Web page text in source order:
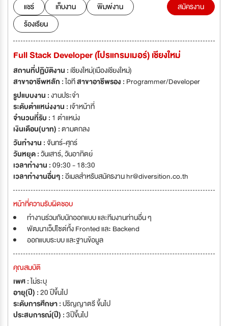
แชร์ เก็บงาน
พิมพ์งาน
ร้องเรียน
สมัครงาน
Full Stack Developer (โปรแกรมเมอร์) เชียงใหม่
สถานที่ปฏิบัติงาน : เชียงใหม่(เมืองเชียงใหม่)
สาขาอาชีพหลัก :ไอทีสาขาอาชีพรอง : Programmer/Developer
รูปแบบงาน :งานประจำ
ระดับตำแหน่งงาน : เจ้าหน้าที่
จำนวนที่รับ : 1 ตำแหน่ง
เงินเดือน(บาท) :ตามตกลง
วันทำงาน :จันทร์-ศุกร์
วันหยุด :วันเสาร์,วันอาทิตย์
เวลาทำงาน :09:30 - 18:30
เวลาทำงานอื่นๆ :อีเมลสำหรับสมัครงานhr@diversition.co.th
หน้าที่ความรับผิดชอบ
ทำงานร่วมกับนักออกแบบ และทีมงานท่านอื่น ๆ
พัฒนาเว็ปไซต์ทั้ง Fronted และ Backend
ออกแบบระบบ และฐานข้อมูล
คุณสมบัติ
เพศ :ไม่ระบุ
อายุ(ปี) :20 ปีขึ้นไป
ระดับการศึกษา :ปริญญาตรี ขึ้นไป
ประสบการณ์(ปี) :3ปีขึ้นไป